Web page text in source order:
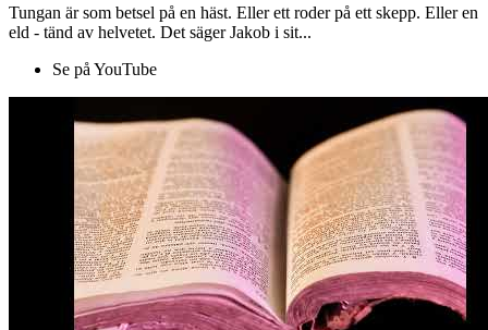
Tungan är som betsel på en häst. Eller ett roder på ett skepp. Eller en
eld - tänd av helvetet. Det säger Jakob i sit...
Se på YouTube